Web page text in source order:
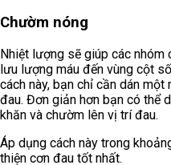
Chườm nóng
Nhiệt lượng sẽ giúp các
lưu lượng máu đến vùng cột
cách này, bạn chỉ cần dán
đau. Đơn giản hơn bạn có thể
khăn và chườm lên vị trí đau.
Áp dụng cách này trong
thiện cơn đau tốt nhất.